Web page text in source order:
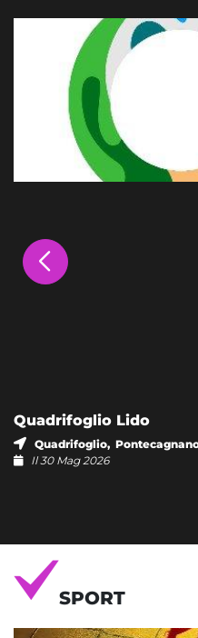
Quadrifoglio Lido
Quadrifoglio,
Il 30 Mag 2026
SPORT